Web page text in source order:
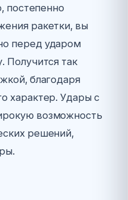
постепенно
ракетки, вы
перед ударом
Получится так
благодаря
характер. Удары с
возможность
решений,